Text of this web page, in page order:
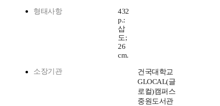
형태사항
432
p.:
삽
도;
26
cm.
소장기관
건국대학교
GLOCAL(글
로컬)캠퍼스
중원도서관